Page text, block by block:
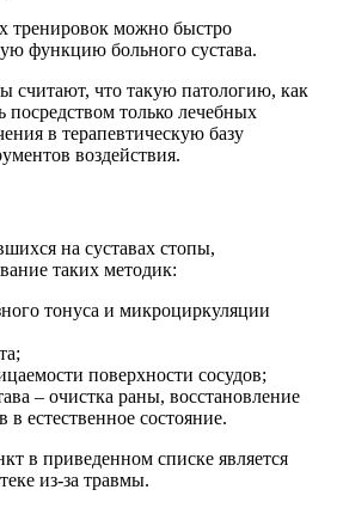
тренировок можно быстро
функцию больного сустава.
считают, что такую патологию, как
посредством только лечебных
в терапевтическую базу
воздействия.
на суставах стопы,
таких методик:
тонуса и микроциркуляции
поверхности сосудов;
– очистка раны, восстановление
в естественное состояние.
в приведенном списке является
из-за травмы.